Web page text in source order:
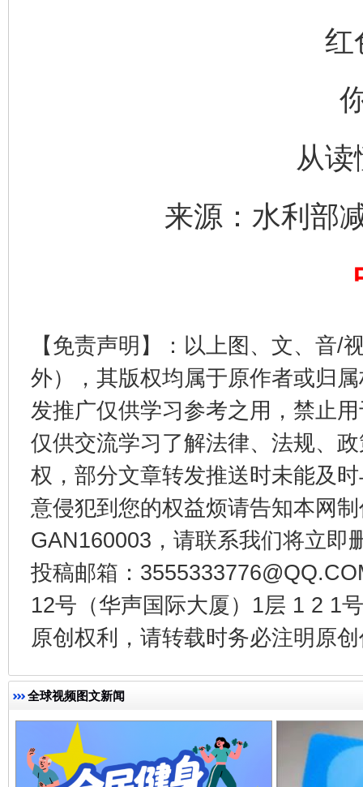
红
从
来源：水利部
【免责声明】：以上图、文、音/
外），其版权均属于原作者或归
发推广仅供学习参考之用，禁止
仅供交流学习了解法律、法规、
权，部分文章转发推送时未能及
意侵犯到您的权益烦请告知本网
GAN160003，请联系我们将立即
投稿邮箱：
12号（华声国际大厦）1层 1 2 1
原创权利，请转载时务必注明原
全球视频图文新闻
一
受贿1.44亿！段成刚被判无期 从幼
全民健身五年计划来了！等你上场